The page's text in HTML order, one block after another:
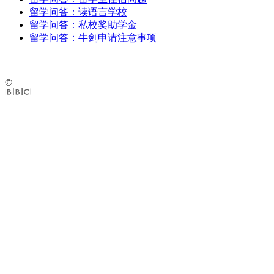
留学问答：读语言学校
留学问答：私校奖助学金
留学问答：牛剑申请注意事项
©